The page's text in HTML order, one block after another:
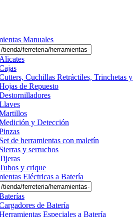
Manuales
Cuchillas Retráctiles, Trinchetas y
de Repuesto
y Detección
Set de herramientas con maletín
Sierras y serruchos
y crique
Eléctricas a Batería
de Batería
Especiales a Batería